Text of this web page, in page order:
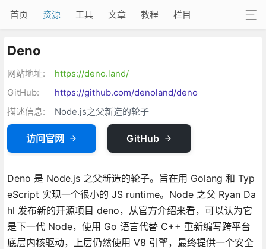
首页 资源 工具 文章 教程 栏目
Deno
网站地址:
https://deno.land/
GitHub:
https://github.com/denoland/deno
描述信息:
Node.js之父新造的轮子
访问官网 GitHub
Deno 是 Node.js 之父新造的轮子。旨在用 Golang 和 Typ
eScript 实现一个很小的 JS runtime。Node 之父 Ryan Da
hl 发布新的开源项目 deno，从官方介绍来看，可以认为它
是下一代 Node，使用 Go 语言代替 C++ 重新编写跨平台
底层内核驱动，上层仍然使用 V8 引擎，最终提供一个安全